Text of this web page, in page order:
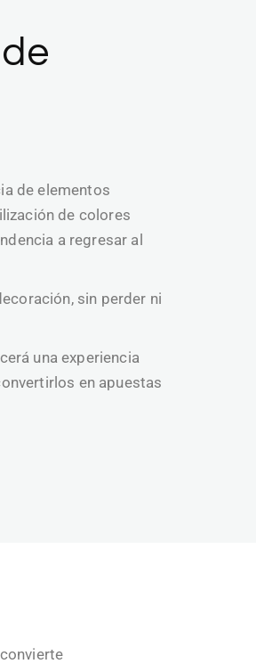
de elementos
de colores
a regresar al
sin perder ni
una experiencia
en apuestas